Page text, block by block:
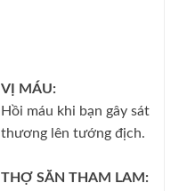
VỊ MÁU:
Hồi máu khi bạn gây sát
thương lên tướng địch.
THỢ SĂN THAM LAM: